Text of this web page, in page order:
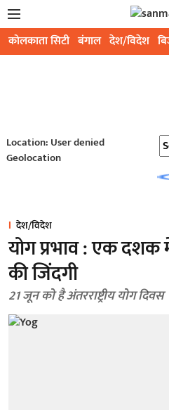
कोलकाता सिटी बंगाल देश/विदेश
Location: User denied
Geolocation
देश/विदेश
योग प्रभाव : एक
की जिंदगी
21 जून को है अंतरराष्ट्रीय योग दिवस